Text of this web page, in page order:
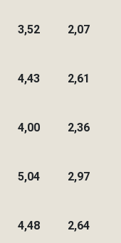
3,52 2,07
4,43 2,61
4,00 2,36
5,04 2,97
4,48 2,64